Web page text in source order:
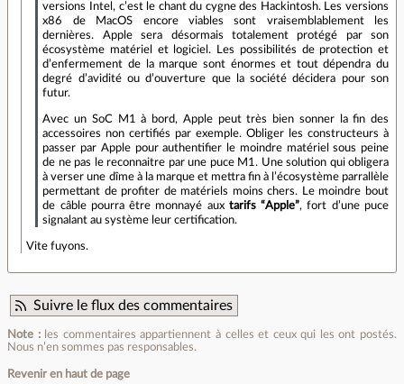
versions Intel, c’est le chant du cygne des Hackintosh. Les versions
x86 de MacOS encore viables sont vraisemblablement les
dernières. Apple sera désormais totalement protégé par son
écosystème matériel et logiciel. Les possibilités de protection et
d’enfermement de la marque sont énormes et tout dépendra du
degré d’avidité ou d’ouverture que la société décidera pour son
futur.
Avec un SoC M1 à bord, Apple peut très bien sonner la fin des
accessoires non certifiés par exemple. Obliger les constructeurs à
passer par Apple pour authentifier le moindre matériel sous peine
de ne pas le reconnaitre par une puce M1. Une solution qui obligera
à verser une dîme à la marque et mettra fin à l’écosystème parrallèle
permettant de profiter de matériels moins chers. Le moindre bout
de câble pourra être monnayé aux tarifs “Apple”, fort d’une puce
signalant au système leur certification.
Vite fuyons.
Suivre le flux des commentaires
Note :les commentaires appartiennent à celles et ceux qui les ont postés.
Nous n’en sommes pas responsables.
Revenir en haut de page